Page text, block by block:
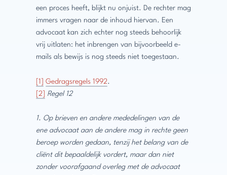
een proces heeft, blijkt nu onjuist. De rechter mag
immers vragen naar de inhoud hiervan. Een
advocaat kan zich echter nog steeds behoorlijk
vrij uitlaten: het inbrengen van bijvoorbeeld e-
mails als bewijs is nog steeds niet toegestaan.
[1] Gedragsregels 1992.
[2]
Regel 12
1. Op brieven en andere mededelingen van de
ene advocaat aan de andere mag in rechte geen
beroep worden gedaan, tenzij het belang van de
cliënt dit bepaaldelijk vordert, maar dan niet
zonder voorafgaand overleg met de advocaat